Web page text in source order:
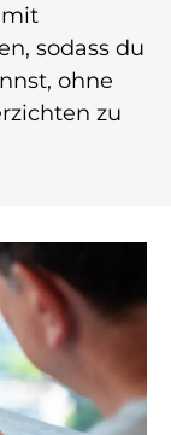
mit
sodass du
ohne
zu